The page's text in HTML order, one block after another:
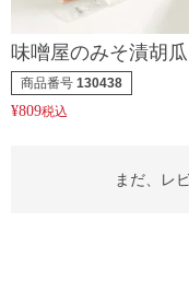
味噌屋のみそ漬胡瓜
商品番号 130438
¥809税込
まだ、レ